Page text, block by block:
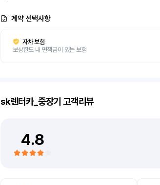
계약 선택사항
자차 보험
보상한도 내 면책금이 있는 보험
sk렌터카_중장기 고객리뷰
4.8